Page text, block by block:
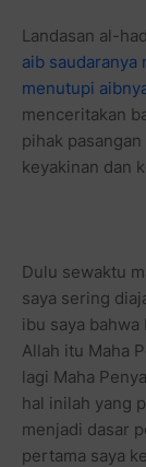
Landasan al-
aib saudaranya
menutupi
menceritakan
pihak
keyakinan dan
Dulu sewaktu
saya sering
ibu saya bahwa
Allah itu Maha
lagi Maha
hal inilah yang
menjadi dasar
pertama saya